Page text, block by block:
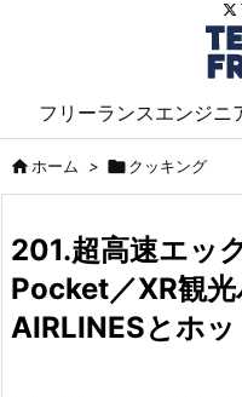
フリーランスエンジニ
ホーム > クッキング
201.超高速エッ
Pocket／XR観
AIRLINESとホ